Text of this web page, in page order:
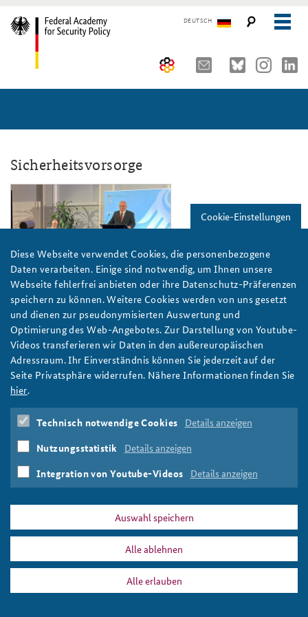
DEUTSCH
Advisory Board
Organisation
The Association of Friends
Partners
Young Leaders in Security Policy
Directions
Seminars, Conferences and Events
Security Policy Course for Senior Officials
Core Course on Security Policy
German Forum on Security Policy
Public Events
Further Events
Working Papers
Sicherheitsvorsorge
bc2021_teaser_808x486.png
Foto: BAKS
Berliner Colloquium 2021: digitale Diskussion über
nationale Sicherheitsvorsorge
Das gemeinsam mit der Clausewitz-Gesellschaft e. V.
ausgerichtete Berliner Colloquium widmete sich 2021 den
Herausforderungen nationaler Sicherheitsvorsorge in der
globalen Welt und fand aufgrund der Coronapandemie
vollständig digital statt.
weiter
Berliner Colloquium
,Fachtagungen
DATA PRIVACY IMPRINT
Cookie-Einstellungen
Diese Webseite verwendet Cookies, die personenbezogene
Daten verarbeiten. Einige sind notwendig, um Ihnen unsere
Webseite fehlerfrei anbieten oder ihre Datenschutz-Präferenzen
speichern zu können. Weitere Cookies werden von uns gesetzt
und dienen zur pseudonymisierten Auswertung und
Optimierung des Web-Angebotes. Zur Darstellung von Youtube-
Videos transferieren wir Daten in den außereuropäischen
Adressraum. Ihr Einverständnis können Sie jederzeit auf der
Seite Privatsphäre widerrufen. Nähere Informationen finden Sie
hier.
Technisch notwendige Cookies Details anzeigen
Nutzungsstatistik Details anzeigen
Integration von Youtube-Videos Details anzeigen
Auswahl speichern
Alle ablehnen
Alle erlauben